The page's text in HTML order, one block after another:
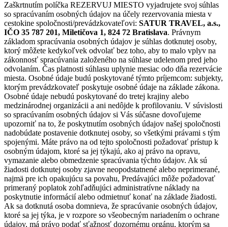
Zaškrtnutím políčka REZERVUJ MIESTO vyjadrujete svoj súhlas
so spracúvaním osobných údajov na účely rezervovania miesta v
cestokine spoločnosti/prevádzkovateľovi: SATUR TRAVEL, a.s.,
IČO 35 787 201, Miletičova 1, 824 72 Bratislava. Právnym
základom spracúvania osobných údajov je súhlas dotknutej osoby,
ktorý môžete kedykoľvek odvolať bez toho, aby to malo vplyv na
zákonnosť spracúvania založeného na súhlase udelenom pred jeho
odvolaním. Čas platnosti súhlasu uplynie mesiac odo dňa rezervácie
miesta. Osobné údaje budú poskytované týmto príjemcom: subjekty,
ktorým prevádzkovateľ poskytuje osobné údaje na základe zákona.
Osobné údaje nebudú poskytované do tretej krajiny alebo
medzinárodnej organizácii a ani nedôjde k profilovaniu. V súvislosti
so spracúvaním osobných údajov si Vás súčasne dovoľujeme
upozorniť na to, že poskytnutím osobných údajov našej spoločnosti
nadobúdate postavenie dotknutej osoby, so všetkými právami s tým
spojenými. Máte právo na od tejto spoločnosti požadovať prístup k
osobným údajom, ktoré sa jej týkajú, ako aj právo na opravu,
vymazanie alebo obmedzenie spracúvania týchto údajov. Ak sú
žiadosti dotknutej osoby zjavne neopodstatnené alebo neprimerané,
najmä pre ich opakujúcu sa povahu, Predávajúci môže požadovať
primeraný poplatok zohľadňujúci administratívne náklady na
poskytnutie informácií alebo odmietnuť konať na základe žiadosti.
Ak sa dotknutá osoba domnieva, že spracúvanie osobných údajov,
ktoré sa jej týka, je v rozpore so všeobecným nariadením o ochrane
údajov, má právo podať sťažnosť dozornému orgánu, ktorým sa